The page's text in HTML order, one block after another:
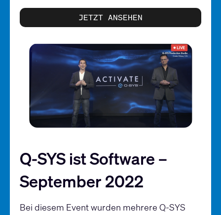
JETZT ANSEHEN
Q-SYS ist Software –
September 2022
Bei diesem Event wurden mehrere Q-SYS